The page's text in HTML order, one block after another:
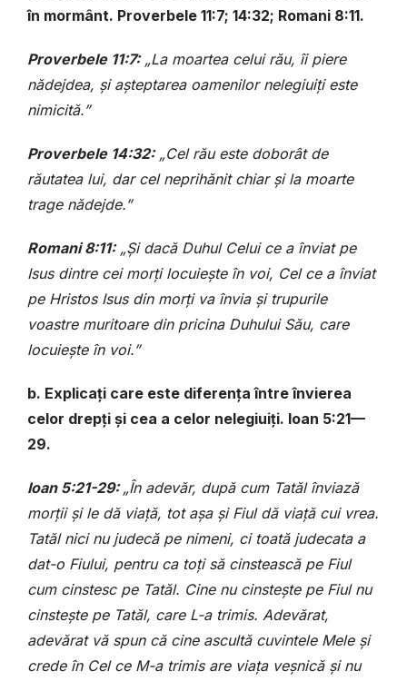
în mormânt. Proverbele 11:7; 14:32; Romani 8:11.
Proverbele 11:7:„La moartea celui rău, îi piere
nădejdea, și așteptarea oamenilor nelegiuiți este
nimicită.”
Proverbele 14:32:„Cel rău este doborât de
răutatea lui, dar cel neprihănit chiar și la moarte
trage nădejde.”
Romani 8:11:„Și dacă Duhul Celui ce a înviat pe
Isus dintre cei morți locuiește în voi, Cel ce a înviat
pe Hristos Isus din morți va învia și trupurile
voastre muritoare din pricina Duhului Său, care
locuiește în voi.”
b. Explicați care este diferența între învierea
celor drepți și cea a celor nelegiuiți. Ioan 5:21—
29.
Ioan 5:21-29:„În adevăr, după cum Tatăl înviază
morții și le dă viață, tot așa și Fiul dă viață cui vrea.
Tatăl nici nu judecă pe nimeni, ci toată judecata a
dat-o Fiului, pentru ca toți să cinstească pe Fiul
cum cinstesc pe Tatăl. Cine nu cinstește pe Fiul nu
cinstește pe Tatăl, care L-a trimis. Adevărat,
adevărat vă spun că cine ascultă cuvintele Mele și
crede în Cel ce M-a trimis are viața veșnică și nu